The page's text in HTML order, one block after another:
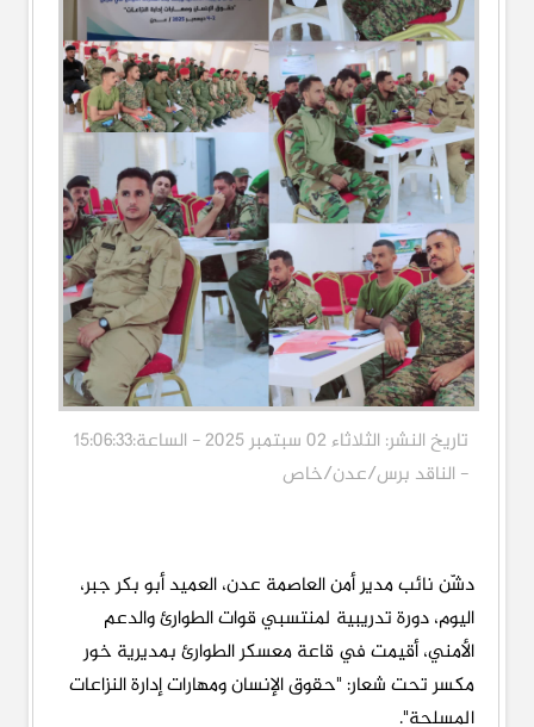
تاريخ النشر: الثلاثاء 02 سبتمبر 2025 - الساعة:15:06:33
- الناقد برس/عدن/خاص
دشّن نائب مدير أمن العاصمة عدن، العميد أبو بكر جبر،
اليوم، دورة تدريبية لمنتسبي قوات الطوارئ والدعم
الأمني، أقيمت في قاعة معسكر الطوارئ بمديرية خور
مكسر تحت شعار: "حقوق الإنسان ومهارات إدارة النزاعات
المسلحة".